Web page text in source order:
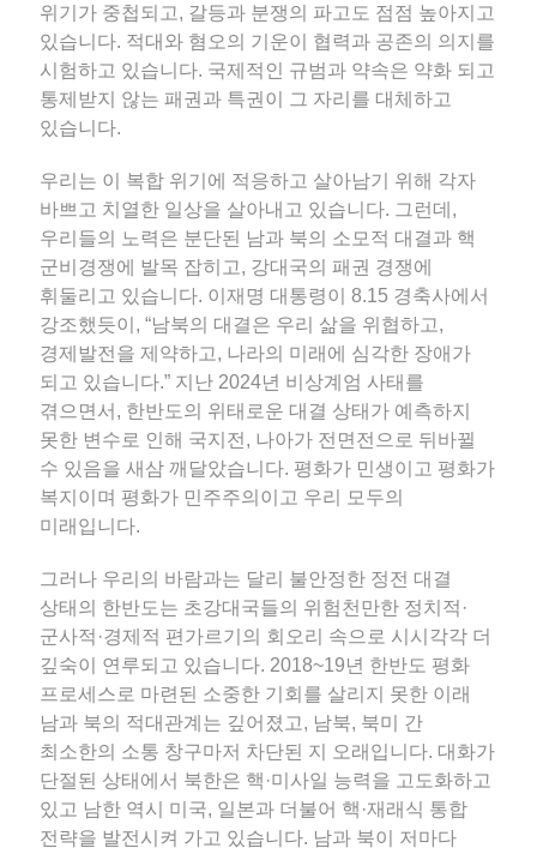
위기가 중첩되고, 갈등과 분쟁의 파고도 점점 높아지고
있습니다. 적대와 혐오의 기운이 협력과 공존의 의지를
시험하고 있습니다. 국제적인 규범과 약속은 약화 되고
통제받지 않는 패권과 특권이 그 자리를 대체하고
있습니다.
우리는 이 복합 위기에 적응하고 살아남기 위해 각자
바쁘고 치열한 일상을 살아내고 있습니다. 그런데,
우리들의 노력은 분단된 남과 북의 소모적 대결과 핵
군비경쟁에 발목 잡히고, 강대국의 패권 경쟁에
휘둘리고 있습니다. 이재명 대통령이 8.15 경축사에서
강조했듯이, “남북의 대결은 우리 삶을 위협하고,
경제발전을 제약하고, 나라의 미래에 심각한 장애가
되고 있습니다.” 지난 2024년 비상계엄 사태를
겪으면서, 한반도의 위태로운 대결 상태가 예측하지
못한 변수로 인해 국지전, 나아가 전면전으로 뒤바뀔
수 있음을 새삼 깨달았습니다. 평화가 민생이고 평화가
복지이며 평화가 민주주의이고 우리 모두의
미래입니다.
그러나 우리의 바람과는 달리 불안정한 정전 대결
상태의 한반도는 초강대국들의 위험천만한 정치적·
군사적·경제적 편가르기의 회오리 속으로 시시각각 더
깊숙이 연루되고 있습니다. 2018~19년 한반도 평화
프로세스로 마련된 소중한 기회를 살리지 못한 이래
남과 북의 적대관계는 깊어졌고, 남북, 북미 간
최소한의 소통 창구마저 차단된 지 오래입니다. 대화가
단절된 상태에서 북한은 핵·미사일 능력을 고도화하고
있고 남한 역시 미국, 일본과 더불어 핵·재래식 통합
전략을 발전시켜 가고 있습니다. 남과 북이 저마다